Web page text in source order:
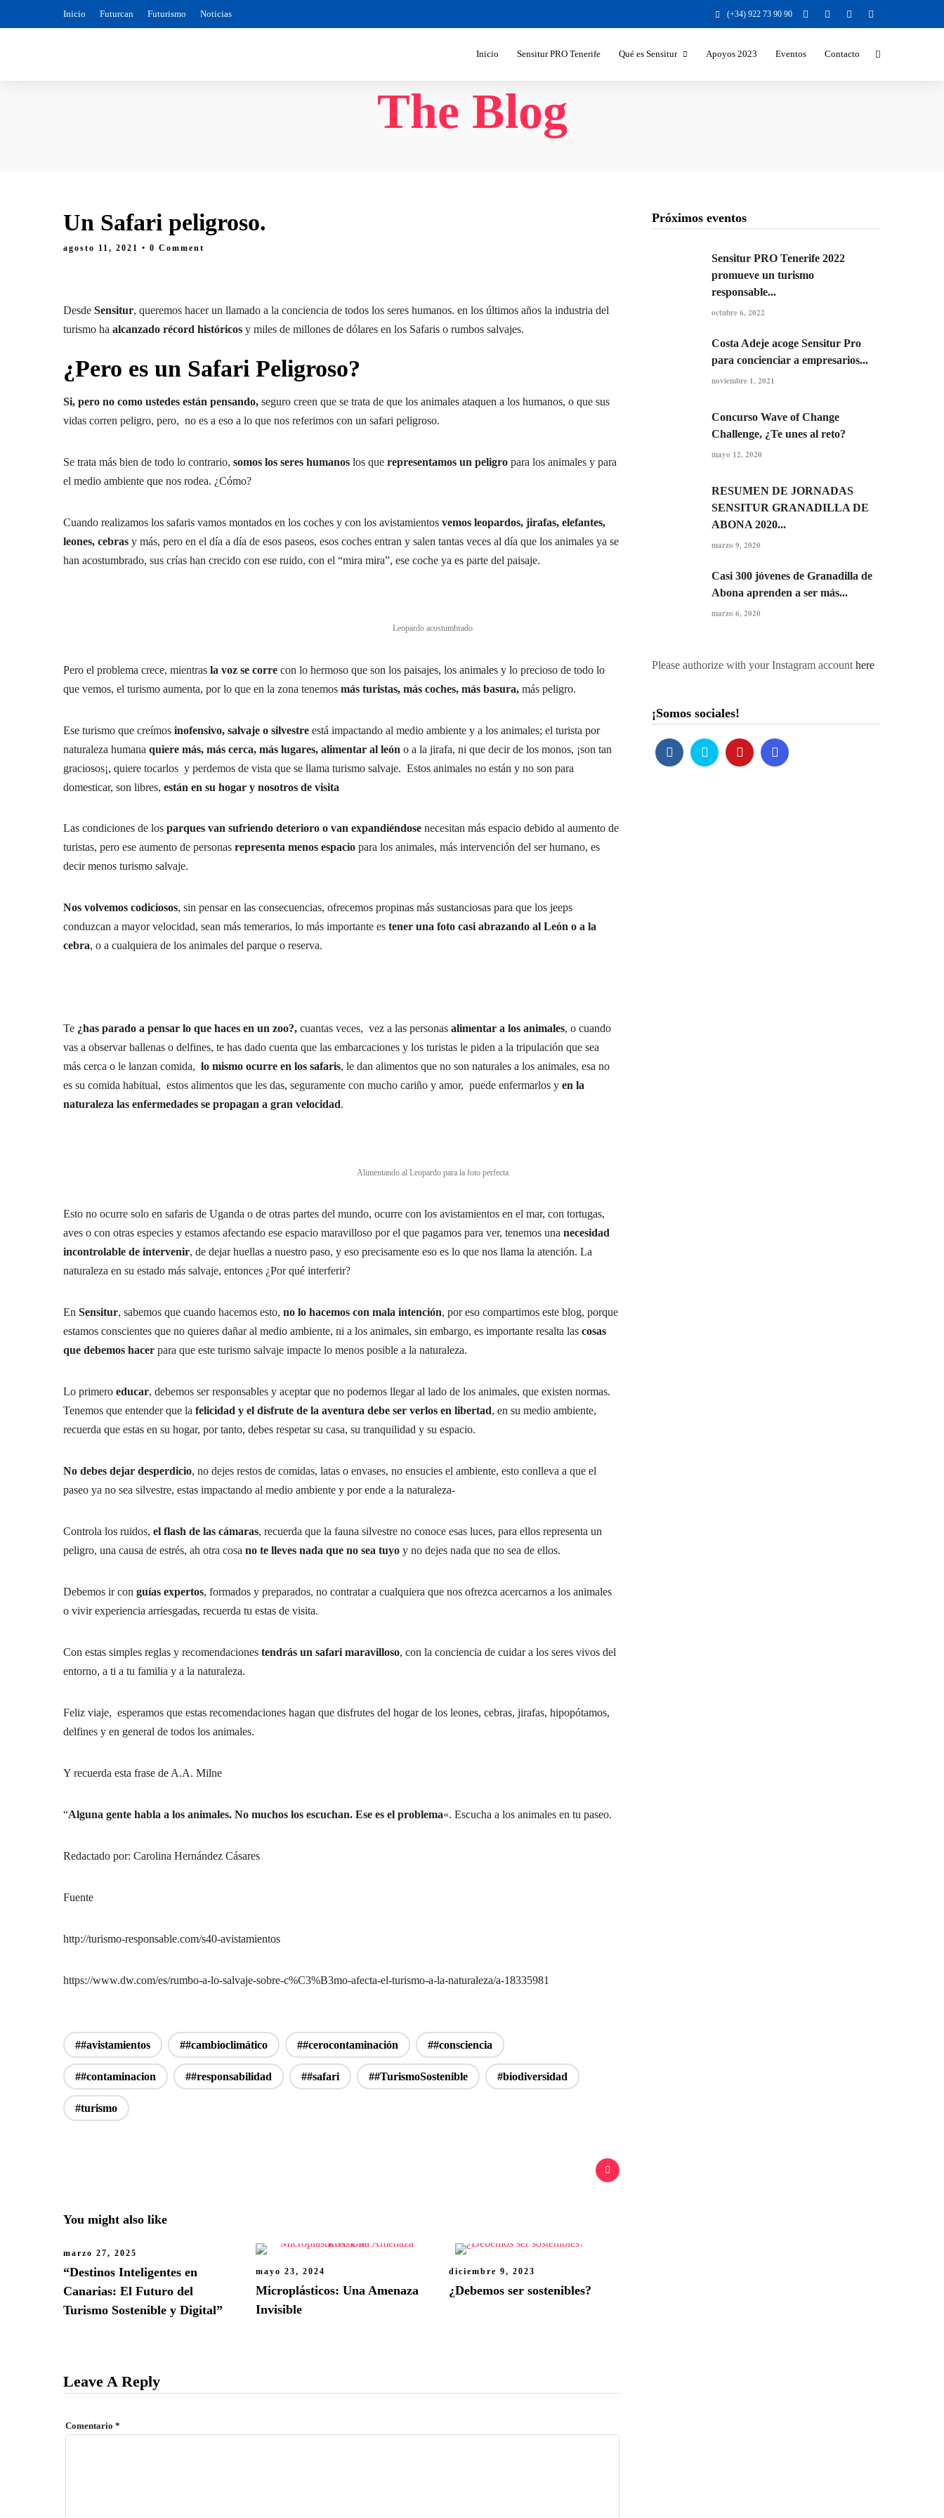
(+34) 922 73 90 90
Inicio Futurcan Futurismo Noticias
Inicio Sensitur PRO Tenerife Qué es Sensitur Apoyos 2023 Eventos Contacto
The Blog
Un Safari peligroso.
agosto 11, 2021 • 0 Comment
Desde Sensitur, queremos hacer un llamado a la conciencia de todos los seres humanos. en los últimos años la industria del
turismo ha alcanzado récord históricos y miles de millones de dólares en los Safaris o rumbos salvajes.
¿Pero es un Safari Peligroso?
Si, pero no como ustedes están pensando, seguro creen que se trata de que los animales ataquen a los humanos, o que sus
vidas corren peligro, pero, no es a eso a lo que nos referimos con un safari peligroso.
Se trata más bien de todo lo contrario, somos los seres humanos los que representamos un peligro para los animales y para
el medio ambiente que nos rodea. ¿Cómo?
Cuando realizamos los safaris vamos montados en los coches y con los avistamientos vemos leopardos, jirafas, elefantes,
leones, cebras y más, pero en el día a día de esos paseos, esos coches entran y salen tantas veces al día que los animales ya se
han acostumbrado, sus crías han crecido con ese ruido, con el “mira mira”, ese coche ya es parte del paisaje.
Leopardo acostumbrado
Pero el problema crece, mientras la voz se corre con lo hermoso que son los paisajes, los animales y lo precioso de todo lo
que vemos, el turismo aumenta, por lo que en la zona tenemos más turistas, más coches, más basura, más peligro.
Ese turismo que creímos inofensivo, salvaje o silvestre está impactando al medio ambiente y a los animales; el turista por
naturaleza humana quiere más, más cerca, más lugares, alimentar al león o a la jirafa, ni que decir de los monos, ¡son tan
graciosos¡, quiere tocarlos y perdemos de vista que se llama turismo salvaje. Estos animales no están y no son para
domesticar, son libres, están en su hogar y nosotros de visita
Las condiciones de los parques van sufriendo deterioro o van expandiéndose necesitan más espacio debido al aumento de
turistas, pero ese aumento de personas representa menos espacio para los animales, más intervención del ser humano, es
decir menos turismo salvaje.
Nos volvemos codiciosos, sin pensar en las consecuencias, ofrecemos propinas más sustanciosas para que los jeeps
conduzcan a mayor velocidad, sean más temerarios, lo más importante es tener una foto casi abrazando al León o a la
cebra, o a cualquiera de los animales del parque o reserva.
Te ¿has parado a pensar lo que haces en un zoo?, cuantas veces, vez a las personas alimentar a los animales, o cuando
vas a observar ballenas o delfines, te has dado cuenta que las embarcaciones y los turistas le piden a la tripulación que sea
más cerca o le lanzan comida, lo mismo ocurre en los safaris, le dan alimentos que no son naturales a los animales, esa no
es su comida habitual, estos alimentos que les das, seguramente con mucho cariño y amor, puede enfermarlos y en la
naturaleza las enfermedades se propagan a gran velocidad.
Alimentando al Leopardo para la foto perfecta
Esto no ocurre solo en safaris de Uganda o de otras partes del mundo, ocurre con los avistamientos en el mar, con tortugas,
aves o con otras especies y estamos afectando ese espacio maravilloso por el que pagamos para ver, tenemos una necesidad
incontrolable de intervenir, de dejar huellas a nuestro paso, y eso precisamente eso es lo que nos llama la atención. La
naturaleza en su estado más salvaje, entonces ¿Por qué interferir?
En Sensitur, sabemos que cuando hacemos esto, no lo hacemos con mala intención, por eso compartimos este blog, porque
estamos conscientes que no quieres dañar al medio ambiente, ni a los animales, sin embargo, es importante resalta las cosas
que debemos hacer para que este turismo salvaje impacte lo menos posible a la naturaleza.
Lo primero educar, debemos ser responsables y aceptar que no podemos llegar al lado de los animales, que existen normas.
Tenemos que entender que la felicidad y el disfrute de la aventura debe ser verlos en libertad, en su medio ambiente,
recuerda que estas en su hogar, por tanto, debes respetar su casa, su tranquilidad y su espacio.
No debes dejar desperdicio, no dejes restos de comidas, latas o envases, no ensucies el ambiente, esto conlleva a que el
paseo ya no sea silvestre, estas impactando al medio ambiente y por ende a la naturaleza-
Controla los ruidos, el flash de las cámaras, recuerda que la fauna silvestre no conoce esas luces, para ellos representa un
peligro, una causa de estrés, ah otra cosa no te lleves nada que no sea tuyo y no dejes nada que no sea de ellos.
Debemos ir con guías expertos, formados y preparados, no contratar a cualquiera que nos ofrezca acercarnos a los animales
o vivir experiencia arriesgadas, recuerda tu estas de visita.
Con estas simples reglas y recomendaciones tendrás un safari maravilloso, con la conciencia de cuidar a los seres vivos del
entorno, a ti a tu familia y a la naturaleza.
Feliz viaje, esperamos que estas recomendaciones hagan que disfrutes del hogar de los leones, cebras, jirafas, hipopótamos,
delfines y en general de todos los animales.
Y recuerda esta frase de A.A. Milne
“Alguna gente habla a los animales. No muchos los escuchan. Ese es el problema«. Escucha a los animales en tu paseo.
Redactado por: Carolina Hernández Cásares
Fuente
http://turismo-responsable.com/s40-avistamientos
https://www.dw.com/es/rumbo-a-lo-salvaje-sobre-c%C3%B3mo-afecta-el-turismo-a-la-naturaleza/a-18335981
##avistamientos ##cambioclimático ##cerocontaminación ##consciencia
##contaminacion ##responsabilidad ##safari ##TurismoSostenible #biodiversidad
#turismo
You might also like
marzo 27, 2025
“Destinos Inteligentes en
Canarias: El Futuro del
Turismo Sostenible y Digital”
mayo 23, 2024
Microplásticos: Una Amenaza
Invisible
diciembre 9, 2023
¿Debemos ser sostenibles?
Leave A Reply
Comentario *
Próximos eventos
Sensitur PRO Tenerife 2022
promueve un turismo
responsable...
octubre 6, 2022
Costa Adeje acoge Sensitur Pro
para concienciar a empresarios...
noviembre 1, 2021
Concurso Wave of Change
Challenge, ¿Te unes al reto?
mayo 12, 2020
RESUMEN DE JORNADAS
SENSITUR GRANADILLA DE
ABONA 2020...
marzo 9, 2020
Casi 300 jóvenes de Granadilla de
Abona aprenden a ser más...
marzo 6, 2020
Please authorize with your Instagram accounthere
¡Somos sociales!